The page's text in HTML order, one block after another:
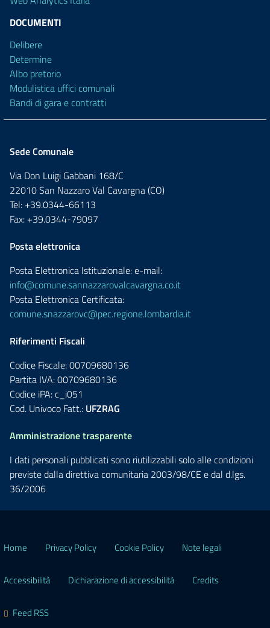
DOCUMENTI
Delibere
Determine
Albo pretorio
Modulistica uffici comunali
Bandi di gara e contratti
Sede Comunale
Via Don Luigi Gabbani 168/C
22010 San Nazzaro Val Cavargna (CO)
Tel: +39.0344-66113
Fax: +39.0344-79097
Posta elettronica
Posta Elettronica Istituzionale: e-mail:
info@comune.sannazzarovalcavargna.co.it
Posta Elettronica Certificata:
comune.snazzarovc@pec.regione.lombardia.it
Riferimenti Fiscali
Codice Fiscale: 00709680136
Partita IVA: 00709680136
Codice iPA: c_i051
Cod. Univoco Fatt.: UFZRAG
Amministrazione trasparente
I dati personali pubblicati sono riutilizzabili solo alle condizioni
previste dalla direttiva comunitaria 2003/98/CE e dal d.lgs.
36/2006
Home Privacy Policy Cookie Policy Note legali
Accessibilità Dichiarazione di accessibilità Credits
Feed RSS